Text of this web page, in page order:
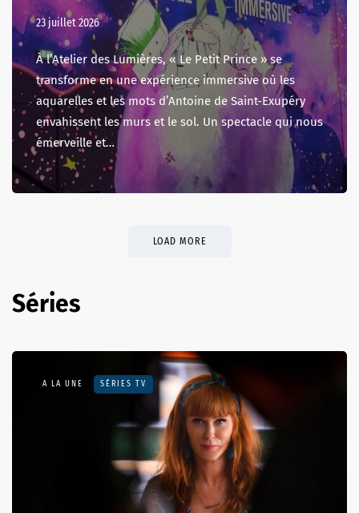
23 juillet 2026
À l’Atelier des Lumières, « Le Petit Prince » se
transforme en une expérience immersive où les
aquarelles et les mots d’Antoine de Saint-Exupéry
envahissent les murs et le sol. Un spectacle qui nous
émerveille et…
LOAD MORE
Séries
A LA UNE SÉRIES TV